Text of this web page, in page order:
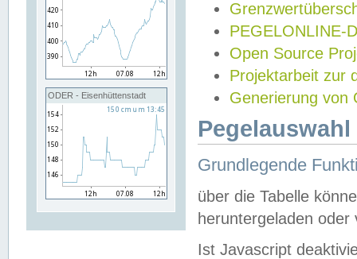
ODER - Eisenhüttenstadt
PEGELONLINE-
Open Source
Projektarbeit zur
Generierung von
Grundlegende
über die Tabelle
heruntergeladen oder
Ist Javascript